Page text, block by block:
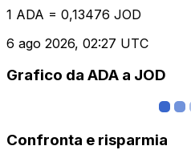
1 ADA = 0,13476 JOD
6 ago 2026, 02:27 UTC
Grafico da ADA a JOD
Confronta e risparmia